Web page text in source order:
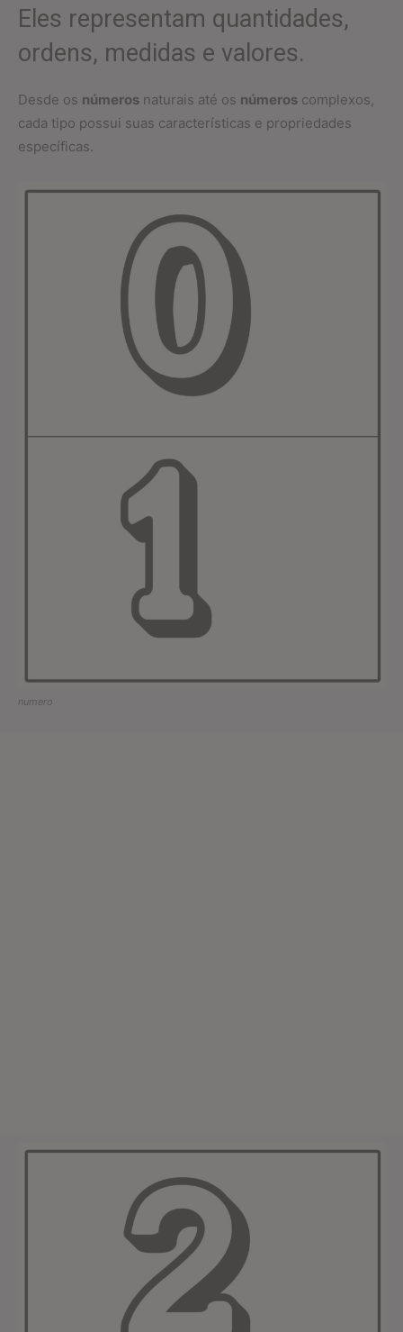
Eles representam quantidades,
ordens, medidas e valores.
Desde os números naturais até os números complexos,
cada tipo possui suas características e propriedades
específicas.
numero